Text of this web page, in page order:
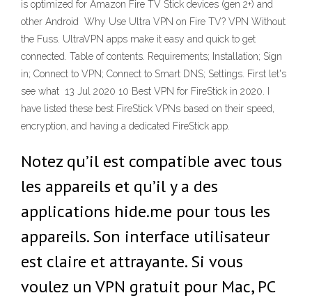
is optimized for Amazon Fire TV Stick devices (gen 2+) and
other Android Why Use Ultra VPN on Fire TV? VPN Without
the Fuss. UltraVPN apps make it easy and quick to get
connected. Table of contents. Requirements; Installation; Sign
in; Connect to VPN; Connect to Smart DNS; Settings. First let's
see what 13 Jul 2020 10 Best VPN for FireStick in 2020. I
have listed these best FireStick VPNs based on their speed,
encryption, and having a dedicated FireStick app.
Notez qu’il est compatible avec tous
les appareils et qu’il y a des
applications hide.me pour tous les
appareils. Son interface utilisateur
est claire et attrayante. Si vous
voulez un VPN gratuit pour Mac, PC